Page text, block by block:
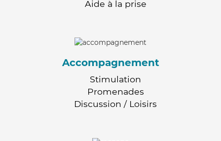
Aide à la prise
Accompagnement
Stimulation
Promenades
Discussion / Loisirs